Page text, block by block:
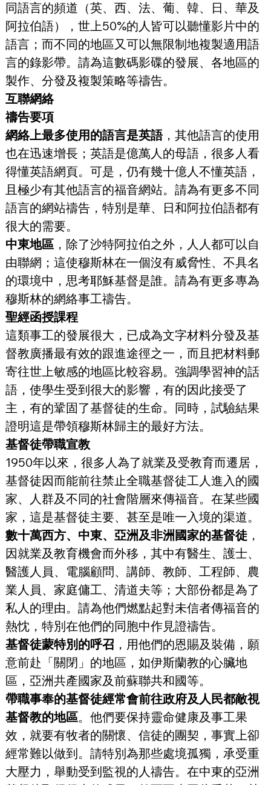
同語言的頻道（英、西、法、葡、韓、日、華及
阿拉伯語），世上50%的人皆可以聽懂影片中的
語言；而不同的地區又可以無限制地複製適用語
言的錄影帶。請為這數碼影碟的發展、各地區的
製作、分發及複製策略等禱告。
互聯網絡
禱告要項
網絡上最多使用的語言是英語，其他語言的使用
也在迅速增長；英語是億萬人的母語，很多人看
得懂英語網頁。可是，仍有幾十億人不懂英語，
且極少有其他語言的福音網站。請為有更多不同
語言的網站禱告，特別是華、日和阿拉伯語都有
很大的需要。
中東地區，除了沙特阿拉伯之外，人人都可以自
由聯網；這使穆斯林在一個沒有威脅性、不具名
的環境中，思考耶穌基督是誰。請為有更多專為
穆斯林的網絡事工禱告。
聖經函授課程
這類事工的發展很大，已成為文字材料分發及基
督教廣播最有效的跟進途徑之一，而且把材料郵
寄往世上敏感的地區比較容易。強調學習神的話
語，使學生受到很大的影響，有的因此接受了
主，有的鞏固了基督徒的生命。同時，試驗結果
證明這是帶領穆斯林歸主的最好方法。
基督徒帶職宣教
1950年以來，很多人為了就業及受教育而遷居，
基督徒因而能前往禁止全職基督徒工人進入的國
家、人群及不同的社會階層來傳福音。在某些國
家，這是基督徒主要、甚至是唯一入境的渠道。
數十萬西方、中東、亞洲及非洲國家的基督徒，
因就業及教育機會而外移，其中有醫生、護士、
醫護人員、電腦顧問、講師、教師、工程師、農
業人員、家庭傭工、清道夫等；大部份都是為了
私人的理由。請為他們燃點起對未信者傳福音的
熱忱，特別在他們的同胞中作見證禱告。
基督徒蒙特別的呼召 ，用他們的恩賜及裝備，願
意前赴「關閉」的地區，如伊斯蘭教的心臟地
區，亞洲共產國家及前蘇聯共和國等。
帶職事奉的基督徒經常會前往政府及人民都敵視
基督教的地區。他們要保持靈命健康及事工果
效，就要有牧者的關懷、信徒的團契，事實上卻
經常難以做到。請特別為那些處境孤獨，承受重
大壓力，舉動受到監視的人禱告。在中東的亞洲